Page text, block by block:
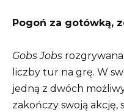
Pogoń za gotówką,
Gobs Jobs
liczby tur na grę. W
jedną z dwóch
zakończy swoją